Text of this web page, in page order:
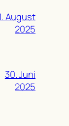
August
2025
30. Juni
2025